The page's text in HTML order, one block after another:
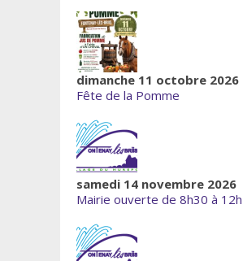
dimanche 11 octobre 2026
Fête de la Pomme
samedi 14 novembre 2026
Mairie ouverte de 8h30 à 12h